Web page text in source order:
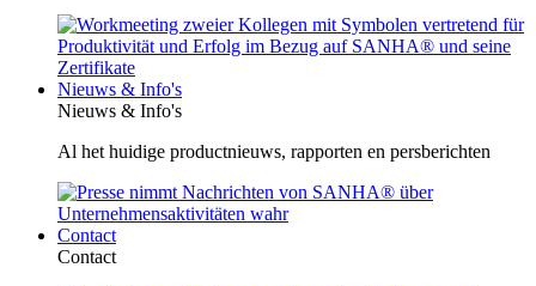
Nieuws & Info's
Nieuws & Info's
Al het huidige productnieuws, rapporten en persberichten
Contact
Contact